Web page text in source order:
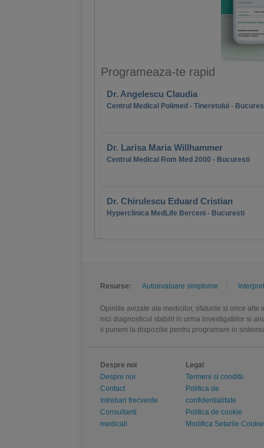
Programeaza-te rapid
Dr. Angelescu Claudia
Centrul Medical Polimed - Tineretului -
Dr. Larisa Maria Willhammer
Centrul Medical Rom Med 2000 - Bucuresti
Dr. Chirulescu Eduard Cristian
Hyperclinica MedLife Berceni - Bucuresti
Resurse: Autoevaluare simptome
Opiniile avizate ale medicilor, sfaturile si orice
nici diagnosticul stabilit in urma investigatiilor si
ii punem la dispozitie pentru programare in
Despre noi
Despre noi
Contact
Intrebari frecvente
Consultanti
medicali
Legal
Termeni si conditii
Politica de
confidentialitate
Politica de cookie
Modifica Setarile Cookie